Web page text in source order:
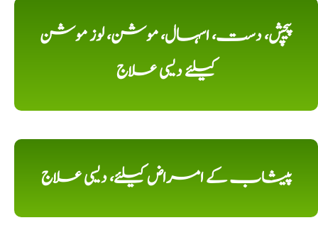
پیچش، دست، اسہال، موشن، لوز موشن
کیلئے دیسی علاج
پیشاب کے امراض کیلئے، دیسی علاج